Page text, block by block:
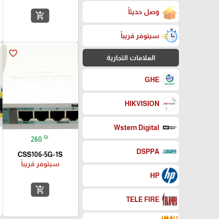
وصل حديثاً
سيتوفر قريباً
العلامات التجارية
GHE
HIKVISION
Wstern Digital
DSPPA
HP
TELE FIRE
add_shopping_cart
favorite_border
260 ₪
CSS106-5G-1S
سيتوفر قريباً
add_shopping_cart